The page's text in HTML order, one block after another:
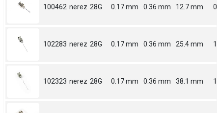
100462 nerez 28G 0.17 mm 0.36 mm 12.7 mm
102283 nerez 28G 0.17 mm 0.36 mm 25.4 mm 1
102323 nerez 28G 0.17 mm 0.36 mm 38.1 mm